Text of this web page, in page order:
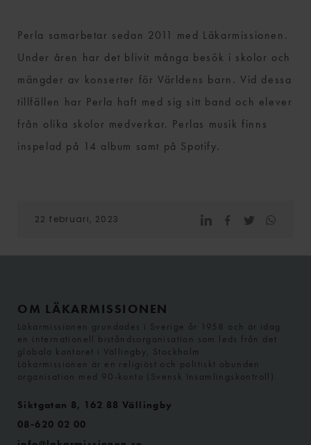
Perla samarbetar sedan 2011 med Läkarmissionen.
Under åren har det blivit många besök i skolor och
mängder av konserter för Världens barn. Vid dessa
tillfällen har Perla haft med sig sitt band och elever
från olika skolor medverkar. Perlas musik finns
inspelad på 14 album samt på Spotify.
22 februari, 2023
OM LÄKARMISSIONEN
Läkarmissionen grundades i Sverige år 1958 och är idag
en internationell biståndsorganisation som leds från det
globala kontoret i Vällingby, Stockholm.
Läkarmissionen är en religiöst och politiskt obunden
organisation med 90-konto (Svensk Insamlingskontroll).
Siktgatan 8, 162 88 Vällingby
08-620 02 00